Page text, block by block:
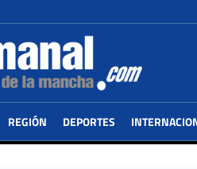
REGIÓN DEPORTES